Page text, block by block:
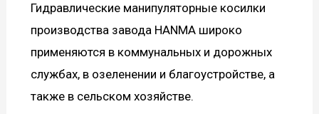
Гидравлические манипуляторные косилки
производства завода HANMA широко
применяются в коммунальных и дорожных
службах, в озеленении и благоустройстве, а
также в сельском хозяйстве.